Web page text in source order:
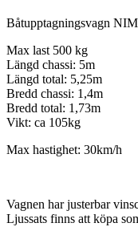
Båtupptagningsvagn
Max last 500 kg
Längd chassi: 5m
Längd total: 5,25m
Bredd chassi: 1,4m
Bredd total: 1,73m
Vikt: ca 105kg
Max hastighet: 30km/h
Vagnen har justerbar
Ljussats finns att köpa